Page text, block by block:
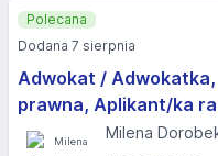
Adwokat /
prawna, Aplikant/ka
Milena
Polecana
Dodana 7 sierpnia